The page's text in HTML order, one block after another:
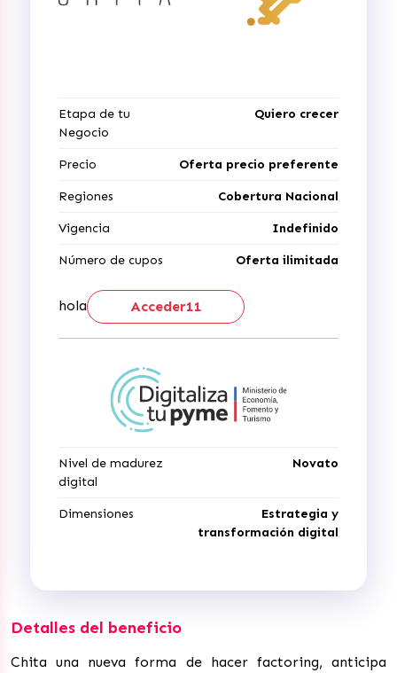
Etapa de tu
Negocio
Quiero crecer
Precio Oferta precio preferente
Regiones Cobertura Nacional
Vigencia Indefinido
Número de cupos Oferta ilimitada
hola Acceder11
Nivel de madurez
digital
Novato
Dimensiones
Estrategia y
transformación digital
Detalles del beneficio
Chita una nueva forma de hacer factoring, anticipa